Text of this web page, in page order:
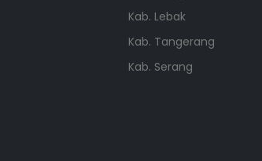
Kab. Lebak
Kab. Tangerang
Kab. Serang